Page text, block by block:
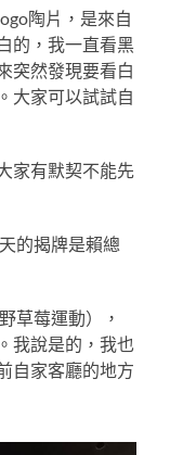
陶片，是來自
的，我一直看黑
突然發現要看白
大家可以試試自
家有默契不能先
的揭牌是賴總
草莓運動），
我說是的，我也
自家客廳的地方